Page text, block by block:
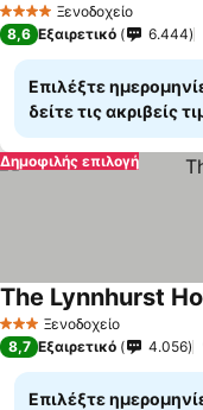
4 ΑστέριαΞενοδοχείο
8,6 Εξαιρετικό 6.444
Επιλέξτε
δείτε τις ακριβείς
Δημοφιλής επιλογή
3 ΑστέριαΞενοδοχείο
The Lynnhurst
8,7 Εξαιρετικό 4.056
Επιλέξτε